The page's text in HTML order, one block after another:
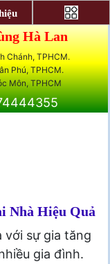
Hà Lan
Chánh, TPHCM.
Phú, TPHCM.
Môn, TPHCM
Nhà Hiệu Quả
với sự gia tăng
gia đình.